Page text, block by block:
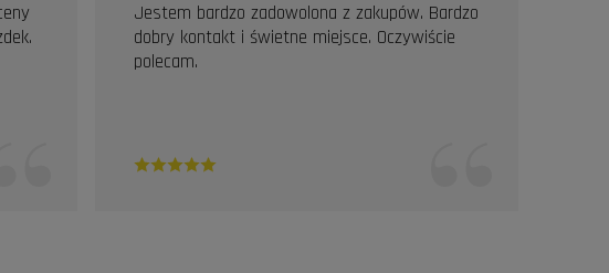
Jestem bardzo zadowolona z zakupów. Bardzo
dobry kontakt i świetne miejsce. Oczywiście
polecam.